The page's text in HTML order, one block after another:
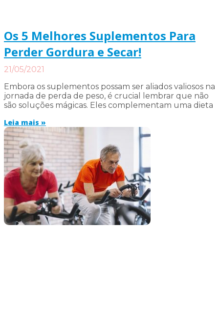
Os 5 Melhores Suplementos Para
Perder Gordura e Secar!
21/05/2021
Embora os suplementos possam ser aliados valiosos na
jornada de perda de peso, é crucial lembrar que não
são soluções mágicas. Eles complementam uma dieta
Leia mais »